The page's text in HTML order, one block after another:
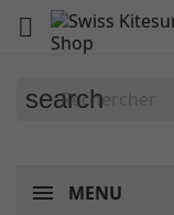

search
MENU